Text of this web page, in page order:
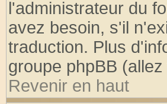
l'administrateur du
avez besoin, s'il
traduction. Plus
groupe phpBB
Revenir en haut